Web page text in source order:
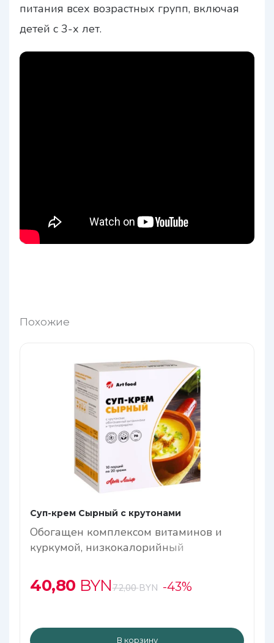
питания всех возрастных групп, включая
детей с 3-х лет.
Похожие
Суп-крем Сырный с крутонами
Обогащен комплексом витаминов и
куркумой, низкокалорийный
40,80 BYN72,00BYN -43%
В корзину